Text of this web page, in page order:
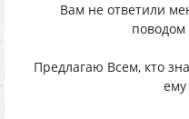
Вам не ответили
поводом
Предлагаю Всем, кто
ему